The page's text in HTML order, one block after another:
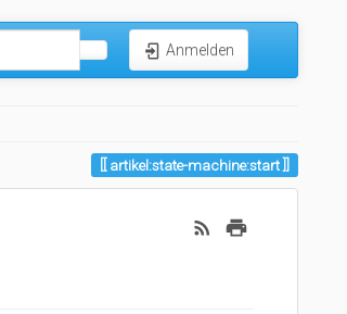
Anmelden
artikel:state-machine:start